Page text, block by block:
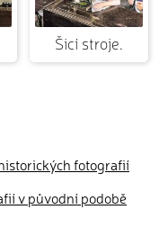
Šicí stroje.
fotografií
v původní podobě